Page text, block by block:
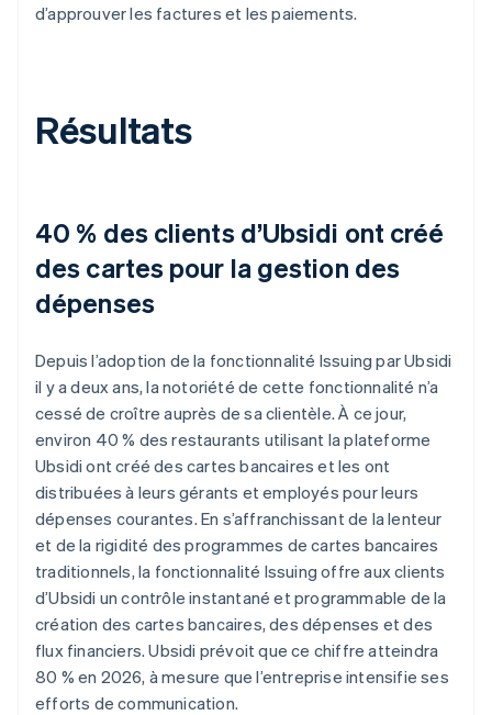
d’approuver les factures et les paiements.
Résultats
40 % des clients d’Ubsidi ont créé
des cartes pour la gestion des
dépenses
Depuis l’adoption de la fonctionnalité Issuing par Ubsidi
il y a deux ans, la notoriété de cette fonctionnalité n’a
cessé de croître auprès de sa clientèle. À ce jour,
environ 40 % des restaurants utilisant la plateforme
Ubsidi ont créé des cartes bancaires et les ont
distribuées à leurs gérants et employés pour leurs
dépenses courantes. En s’affranchissant de la lenteur
et de la rigidité des programmes de cartes bancaires
traditionnels, la fonctionnalité Issuing offre aux clients
d’Ubsidi un contrôle instantané et programmable de la
création des cartes bancaires, des dépenses et des
flux financiers. Ubsidi prévoit que ce chiffre atteindra
80 % en 2026, à mesure que l’entreprise intensifie ses
efforts de communication.